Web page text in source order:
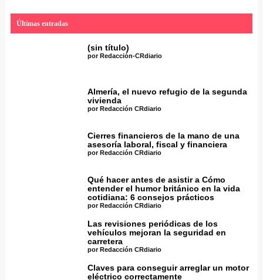
Últimas entradas
(sin título)
por Redacción-CRdiario
Almería, el nuevo refugio de la segunda
vivienda
por Redacción CRdiario
Cierres financieros de la mano de una
asesoría laboral, fiscal y financiera
por Redacción CRdiario
Qué hacer antes de asistir a Cómo
entender el humor británico en la vida
cotidiana: 6 consejos prácticos
por Redacción CRdiario
Las revisiones periódicas de los
vehículos mejoran la seguridad en
carretera
por Redacción CRdiario
Claves para conseguir arreglar un motor
eléctrico correctamente